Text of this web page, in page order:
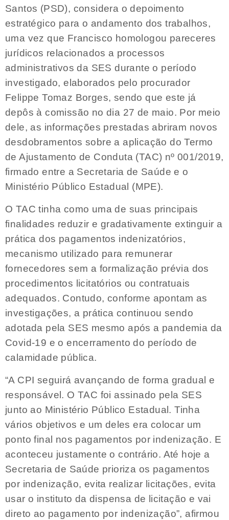
Santos (PSD), considera o depoimento
estratégico para o andamento dos trabalhos,
uma vez que Francisco homologou pareceres
jurídicos relacionados a processos
administrativos da SES durante o período
investigado, elaborados pelo procurador
Felippe Tomaz Borges, sendo que este já
depôs à comissão no dia 27 de maio. Por meio
dele, as informações prestadas abriram novos
desdobramentos sobre a aplicação do Termo
de Ajustamento de Conduta (TAC) nº 001/2019,
firmado entre a Secretaria de Saúde e o
Ministério Público Estadual (MPE).
O TAC tinha como uma de suas principais
finalidades reduzir e gradativamente extinguir a
prática dos pagamentos indenizatórios,
mecanismo utilizado para remunerar
fornecedores sem a formalização prévia dos
procedimentos licitatórios ou contratuais
adequados. Contudo, conforme apontam as
investigações, a prática continuou sendo
adotada pela SES mesmo após a pandemia da
Covid-19 e o encerramento do período de
calamidade pública.
“A CPI seguirá avançando de forma gradual e
responsável. O TAC foi assinado pela SES
junto ao Ministério Público Estadual. Tinha
vários objetivos e um deles era colocar um
ponto final nos pagamentos por indenização. E
aconteceu justamente o contrário. Até hoje a
Secretaria de Saúde prioriza os pagamentos
por indenização, evita realizar licitações, evita
usar o instituto da dispensa de licitação e vai
direto ao pagamento por indenização”, afirmou